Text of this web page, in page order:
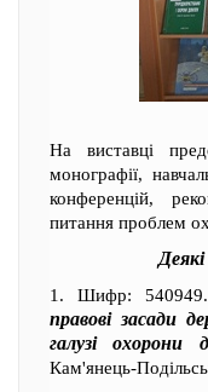
На виставці
монографії,
конференцій,
питання проблем
1. Шифр:
правові засади
галузі охорони
Кам'янець-